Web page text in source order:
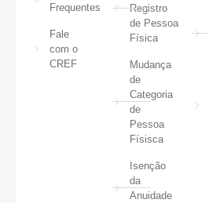
Frequentes
Fale
com o
CREF
Registro
de Pessoa
Física
Mudança
de
Categoria
de
Pessoa
Físisca
Isenção
da
Anuidade